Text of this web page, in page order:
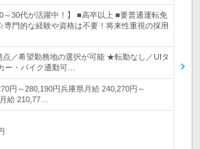
～30代が活躍中！】 ■高卒以上 ■要普通運転免
門的な経験や資格は不要！将来性重視の採用
点／希望勤務地の選択が可能 ★転勤なし／UIタ
ー・バイク通勤可…
円～280,190円兵庫県月給 240,270円～
給 210,77…